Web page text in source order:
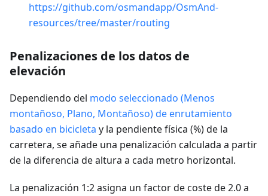
https://github.com/osmandapp/OsmAnd-
resources/tree/master/routing
Penalizaciones de los datos de
elevación
Dependiendo del modo seleccionado (Menos
montañoso, Plano, Montañoso) de enrutamiento
basado en bicicleta y la pendiente física (%) de la
carretera, se añade una penalización calculada a partir
de la diferencia de altura a cada metro horizontal.
La penalización 1:2 asigna un factor de coste de 2.0 a